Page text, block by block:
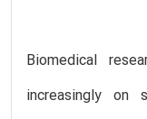
Biomedical
increasingly on